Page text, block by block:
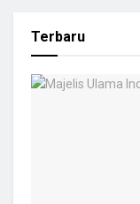
Terbaru